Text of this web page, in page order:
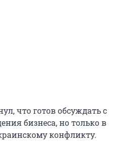
что готов обсуждать с
бизнеса, но только в
конфликту.